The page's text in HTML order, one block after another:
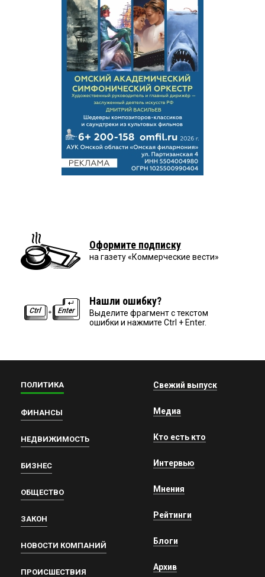
Оформите подписку
на газету «Коммерческие вести»
Нашли ошибку?
Выделите фрагмент с текстом
ошибки и нажмите Ctrl + Enter.
ПОЛИТИКА
ФИНАНСЫ
НЕДВИЖИМОСТЬ
БИЗНЕС
ОБЩЕСТВО
ЗАКОН
НОВОСТИ КОМПАНИЙ
ПРОИСШЕСТВИЯ
Свежий выпуск
Медиа
Кто есть кто
Интервью
Мнения
Рейтинги
Блоги
Архив